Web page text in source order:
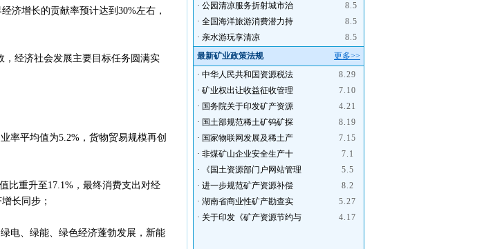
济增长的贡献率预计达到30%左右，
，经济社会发展主要目标任务圆满实
率平均值为5.2%，货物贸易规模再创
比重升至17.1%，最终消费支出对经
长同步；
电、绿能、绿色经济蓬勃发展，新能
· 公园清凉服务折射城市治
8.5
· 全国海洋旅游消费潜力持
8.5
· 亲水游玩享清凉
8.5
最新矿业政策法规
更多>>
· 中华人民共和国资源税法
8.29
· 矿业权出让收益征收管理
7.10
· 国务院关于印发矿产资源
4.21
· 国土部规范稀土矿钨矿探
8.19
· 国家物联网发展及稀土产
7.15
· 非煤矿山企业安全生产十
7.1
·
《国土资源部门户网站管理
5.5
· 进一步规范矿产资源补偿
8.2
· 湖南省商业性矿产勘查实
5.27
· 关于印发《矿产资源节约与 4.17